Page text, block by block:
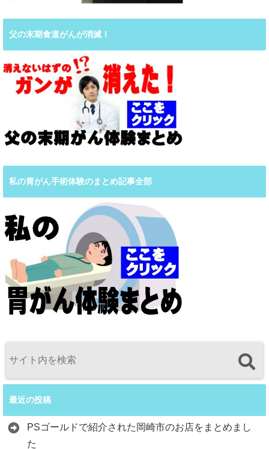
父の末期食道がんが消滅！
私の胃がん手術体験のまとめ記事全部
最近の投稿
PSゴールドで紹介された岡崎市のお店をまとめまし
た